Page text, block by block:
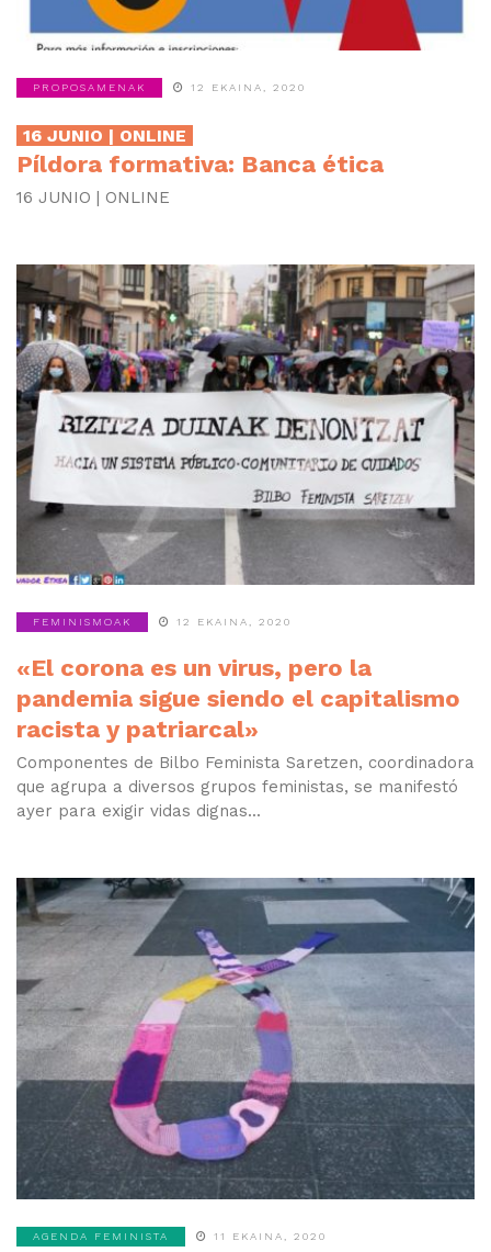
PROPOSAMENAK 12 EKAINA, 2020
16 JUNIO | ONLINE
Píldora formativa: Banca ética
16 JUNIO | ONLINE
FEMINISMOAK 12 EKAINA, 2020
«El corona es un virus, pero la
pandemia sigue siendo el capitalismo
racista y patriarcal»
Componentes de Bilbo Feminista Saretzen, coordinadora
que agrupa a diversos grupos feministas, se manifestó
ayer para exigir vidas dignas...
AGENDA FEMINISTA 11 EKAINA, 2020